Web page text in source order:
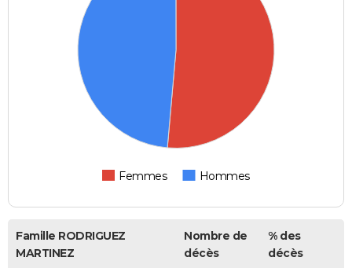
Femmes Hommes
Famille RODRIGUEZ
MARTINEZ
Nombre de
décès
% des
décès